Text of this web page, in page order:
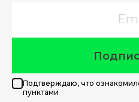
Подтверждаю, что
пунктами